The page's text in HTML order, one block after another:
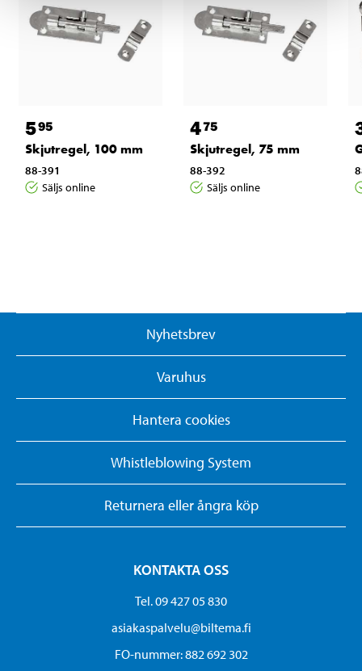
595
Skjutregel, 100 mm
88-391
Säljs online
475
Skjutregel, 75 mm
88-392
Säljs online
Nyhetsbrev
Varuhus
Hantera cookies
Whistleblowing System
Returnera eller ångra köp
KONTAKTA OSS
Tel. 09 427 05 830
asiakaspalvelu@biltema.fi
FO-nummer:​ 882 692 302